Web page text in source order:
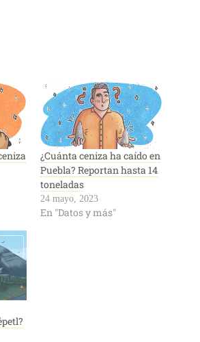
¿Cuánta ceniza ha caído en
Puebla? Reportan hasta 14
toneladas
24 mayo, 2023
En "Datos y más"